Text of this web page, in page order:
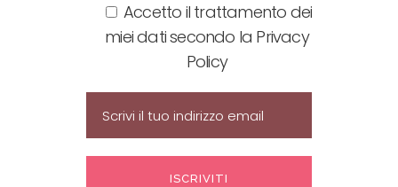
Accetto il trattamento dei
miei dati secondo la Privacy
Policy